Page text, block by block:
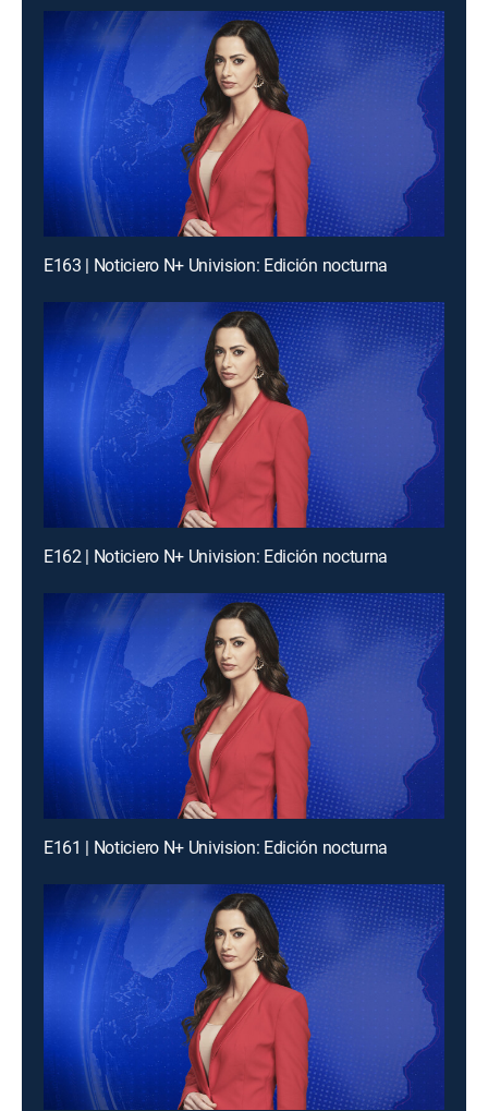
E163 | Noticiero N+ Univision: Edición nocturna
E162 | Noticiero N+ Univision: Edición nocturna
E161 | Noticiero N+ Univision: Edición nocturna